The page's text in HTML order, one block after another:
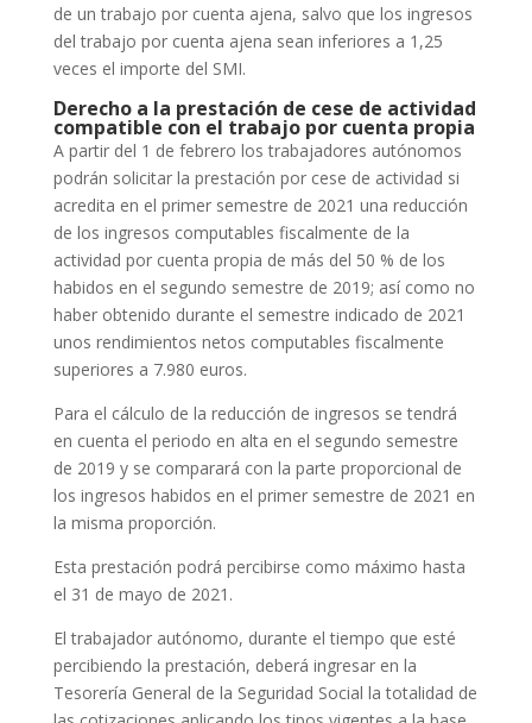
de un trabajo por cuenta ajena, salvo que los ingresos
del trabajo por cuenta ajena sean inferiores a 1,25
veces el importe del SMI.
Derecho a la prestación de cese de actividad
compatible con el trabajo por cuenta propia
A partir del 1 de febrero los trabajadores autónomos
podrán solicitar la prestación por cese de actividad si
acredita en el primer semestre de 2021 una reducción
de los ingresos computables fiscalmente de la
actividad por cuenta propia de más del 50 % de los
habidos en el segundo semestre de 2019; así como no
haber obtenido durante el semestre indicado de 2021
unos rendimientos netos computables fiscalmente
superiores a 7.980 euros.
Para el cálculo de la reducción de ingresos se tendrá
en cuenta el periodo en alta en el segundo semestre
de 2019 y se comparará con la parte proporcional de
los ingresos habidos en el primer semestre de 2021 en
la misma proporción.
Esta prestación podrá percibirse como máximo hasta
el 31 de mayo de 2021.
El trabajador autónomo, durante el tiempo que esté
percibiendo la prestación, deberá ingresar en la
Tesorería General de la Seguridad Social la totalidad de